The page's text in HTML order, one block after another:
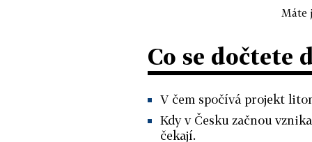
Máte
Co se dočtete
V čem spočívá projekt
Kdy v Česku začnou
čekají.